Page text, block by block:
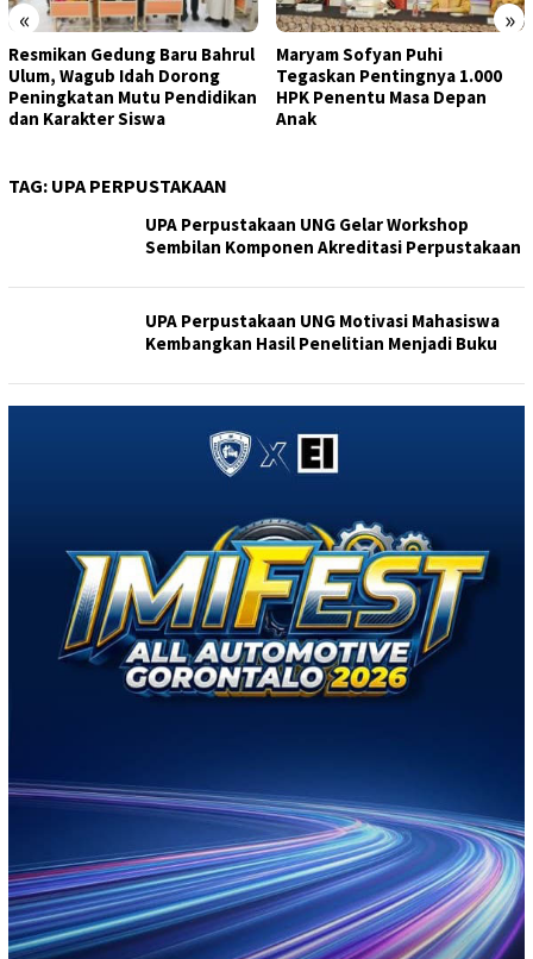
« »
Resmikan Gedung Baru Bahrul
Ulum, Wagub Idah Dorong
Peningkatan Mutu Pendidikan
dan Karakter Siswa
Maryam Sofyan Puhi
Tegaskan Pentingnya 1.000
HPK Penentu Masa Depan
Anak
TAG: UPA PERPUSTAKAAN
UPA Perpustakaan UNG Gelar Workshop
Sembilan Komponen Akreditasi Perpustakaan
UPA Perpustakaan UNG Motivasi Mahasiswa
Kembangkan Hasil Penelitian Menjadi Buku